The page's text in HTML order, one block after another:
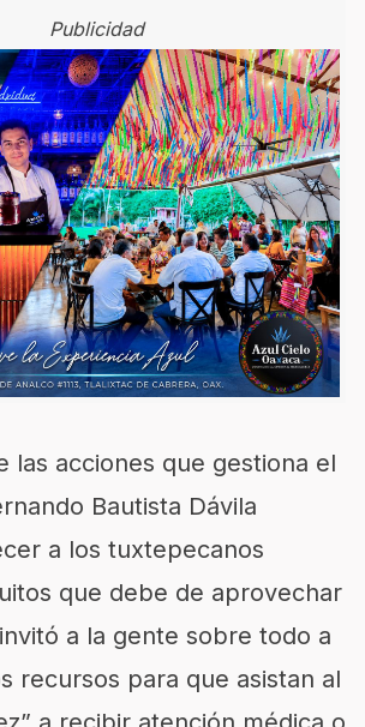
Publicidad
las acciones que gestiona el
Bautista Dávila
a los tuxtepecanos
que debe de aprovechar
a la gente sobre todo a
recursos para que asistan al